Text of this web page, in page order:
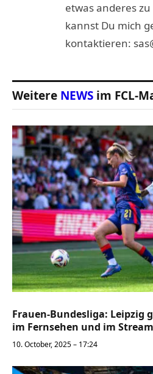
etwas anderes
kannst Du mich
kontaktieren:
Weitere NEWS im FCL-
Frauen-Bundesliga: Leipzig
im Fernsehen und im Stream
10. October, 2025 – 17:24